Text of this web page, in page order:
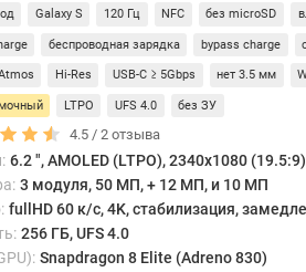
Galaxy S 120 Гц NFC без microSD
беспроводная зарядка bypass charge
Hi-Res USB-C ≥ 5Gbps нет 3.5 мм
LTPO UFS 4.0 без ЗУ
4.5 /2 отзыва
6.2 ", AMOLED (LTPO), 2340x1080
3 модуля, 50 МП, + 12 МП, и 10 МП
fullHD 60 к/с, 4K, стабилизация,
256 ГБ, UFS 4.0
Snapdragon 8 Elite (Adreno 830)